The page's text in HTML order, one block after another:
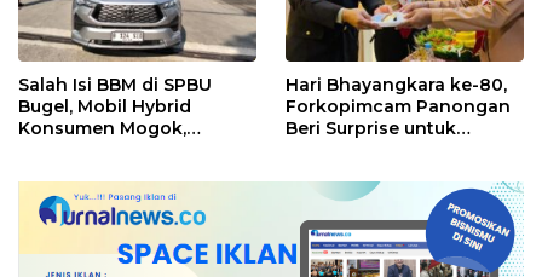
Salah Isi BBM di SPBU
Bugel, Mobil Hybrid
Konsumen Mogok,
Hari Bhayangkara ke-80,
Forkopimcam Panongan
Beri Surprise untuk